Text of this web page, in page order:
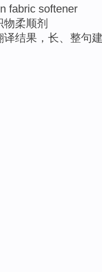
fabric softener
柔顺剂
译结果，长、整句